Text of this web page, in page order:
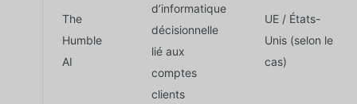
The
Humble
AI
d’informatique
décisionnelle
lié aux
comptes
clients
UE / États-
Unis (selon le
cas)